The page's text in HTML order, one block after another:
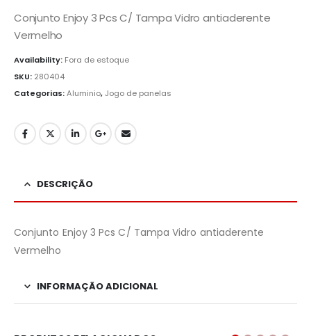
Conjunto Enjoy 3 Pcs C/ Tampa Vidro antiaderente
Vermelho
Availability: Fora de estoque
SKU: 280404
Categorias:Aluminio,Jogo de panelas
DESCRIÇÃO
Conjunto Enjoy 3 Pcs C/ Tampa Vidro antiaderente
Vermelho
INFORMAÇÃO ADICIONAL